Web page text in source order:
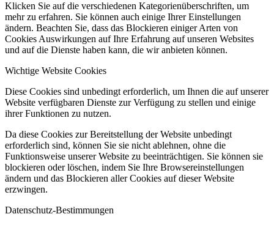
Klicken Sie auf die verschiedenen Kategorienüberschriften, um
mehr zu erfahren. Sie können auch einige Ihrer Einstellungen
ändern. Beachten Sie, dass das Blockieren einiger Arten von
Cookies Auswirkungen auf Ihre Erfahrung auf unseren Websites
und auf die Dienste haben kann, die wir anbieten können.
Wichtige Website Cookies
Diese Cookies sind unbedingt erforderlich, um Ihnen die auf unserer
Website verfügbaren Dienste zur Verfügung zu stellen und einige
ihrer Funktionen zu nutzen.
Da diese Cookies zur Bereitstellung der Website unbedingt
erforderlich sind, können Sie sie nicht ablehnen, ohne die
Funktionsweise unserer Website zu beeinträchtigen. Sie können sie
blockieren oder löschen, indem Sie Ihre Browsereinstellungen
ändern und das Blockieren aller Cookies auf dieser Website
erzwingen.
Datenschutz-Bestimmungen